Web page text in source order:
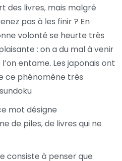
des livres, mais malgré
pas à les finir ? En
volonté se heurte très
: on a du mal à venir
entame. Les japonais ont
ce phénomène très
mot désigne
de piles, de livres qui ne
consiste à penser que